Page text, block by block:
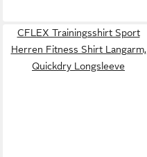
CFLEX Trainingsshirt Sport
Herren Fitness Shirt Langarm,
Quickdry Longsleeve